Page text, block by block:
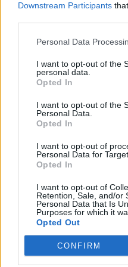
Downstream Participants
Personal Data
I want to opt-out of the
personal data.
Opted In
I want to opt-out of the
Personal Data.
Opted In
I want to opt-out of
Personal Data for
Opted In
I want to opt-out of
Retention, Sale, and/or
Personal Data that Is
Purposes for which it
Opted Out
CONFIRM
32 laipsnių šilumos
Žinios | Orai
Nufilmavo, kaip patvino
vaizdas pribloškia
prisiminimais apie
Žinios | Lietuvos diena